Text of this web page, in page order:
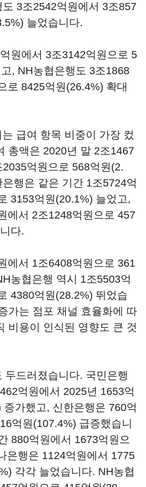
3조2542억원에서 3조857
늘었습니다.
원에서 3조3142억원으로 5
, NH농협은행도 3조1868
로 8425억원(26.4%) 확대
급여 항목 비중이 가장 컸
총액은 2020년 말 2조1467
억원으로 568억원(2.
행은 같은 기간 1조5724억
3153억원(20.1%) 늘었고,
에서 2조1248억원으로 457
다.
에서 1조6408억원으로 361
농협은행 역시 1조5503억
4380억원(28.2%) 뛰었습
가는 점포 채널 효율화에 따
비용이 인식된 영향도 큰 것
두드러졌습니다. 국민은행
억원에서 2025년 1653억
가했고, 신한은행은 760억
억원(107.4%) 급증했습니
880억원에서 1673억원으
은행은 1124억원에서 1775
각각 늘었습니다. NH농협